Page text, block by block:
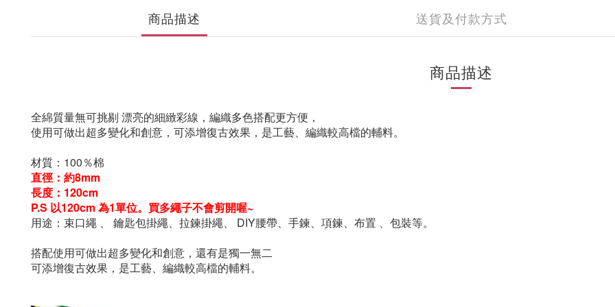
商品描述 送貨及付款方式
商品描述
全綿質量無可挑剔 漂亮的細緻彩線，編織多色搭配更方便，
使用可做出超多變化和創意，可添增復古效果，是工藝、編織較高檔的輔料。
材質：100％棉
直徑：約8mm
長度 ：120cm
P.S 以120cm 為1單位。買多繩子不會剪開喔~
用途 ： 束口繩 、 鑰匙包掛繩、 拉鍊掛繩、 DIY腰帶、 手鍊、 項鍊、 布置 、 包裝等。
搭配使用可做出超多變化和創意，還有是獨一無二
可添增復古效果，是工藝、編織較高檔的輔料。